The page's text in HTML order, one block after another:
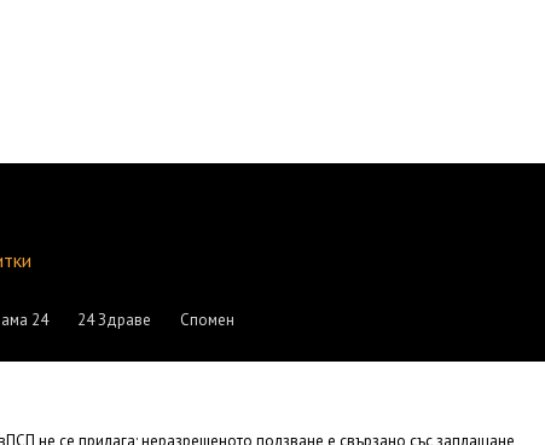
24 24 Здраве Спомен
не се прилага; неразрешеното ползване е свързано със заплащане